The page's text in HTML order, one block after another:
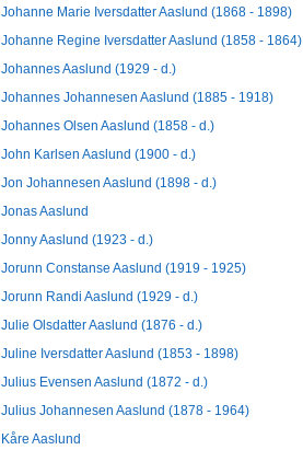
Johanne Marie Iversdatter Aaslund (1868 - 1898)
Johanne Regine Iversdatter Aaslund (1858 - 1864)
Johannes Aaslund (1929 - d.)
Johannes Johannesen Aaslund (1885 - 1918)
Johannes Olsen Aaslund (1858 - d.)
John Karlsen Aaslund (1900 - d.)
Jon Johannesen Aaslund (1898 - d.)
Jonas Aaslund
Jonny Aaslund (1923 - d.)
Jorunn Constanse Aaslund (1919 - 1925)
Jorunn Randi Aaslund (1929 - d.)
Julie Olsdatter Aaslund (1876 - d.)
Juline Iversdatter Aaslund (1853 - 1898)
Julius Evensen Aaslund (1872 - d.)
Julius Johannesen Aaslund (1878 - 1964)
Kåre Aaslund